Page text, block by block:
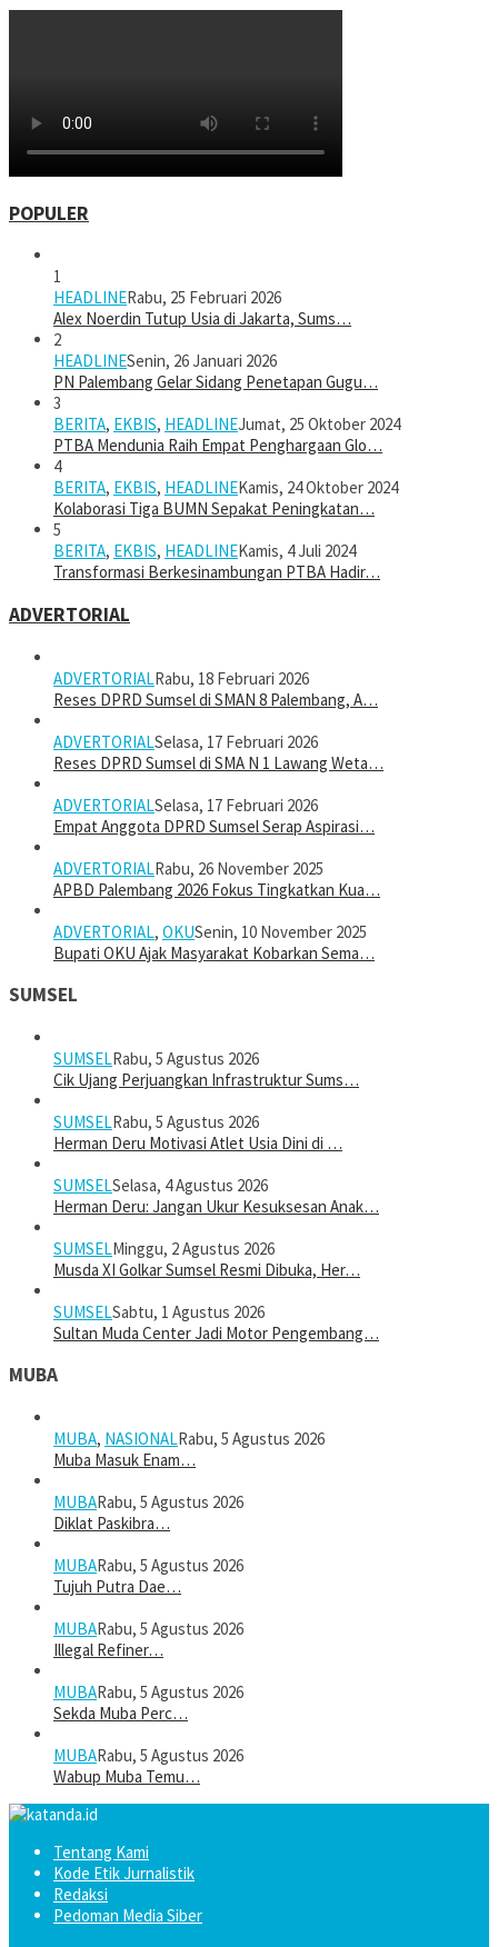
POPULER
1
HEADLINERabu, 25 Februari 2026
Alex Noerdin Tutup Usia di Jakarta, Sums…
2
HEADLINESenin, 26 Januari 2026
PN Palembang Gelar Sidang Penetapan Gugu…
3
BERITA, EKBIS, HEADLINEJumat, 25 Oktober 2024
PTBA Mendunia Raih Empat Penghargaan Glo…
4
BERITA, EKBIS, HEADLINEKamis, 24 Oktober 2024
Kolaborasi Tiga BUMN Sepakat Peningkatan…
5
BERITA, EKBIS, HEADLINEKamis, 4 Juli 2024
Transformasi Berkesinambungan PTBA Hadir…
ADVERTORIAL
ADVERTORIALRabu, 18 Februari 2026
Reses DPRD Sumsel di SMAN 8 Palembang, A…
ADVERTORIALSelasa, 17 Februari 2026
Reses DPRD Sumsel di SMA N 1 Lawang Weta…
ADVERTORIALSelasa, 17 Februari 2026
Empat Anggota DPRD Sumsel Serap Aspirasi…
ADVERTORIALRabu, 26 November 2025
APBD Palembang 2026 Fokus Tingkatkan Kua…
ADVERTORIAL, OKUSenin, 10 November 2025
Bupati OKU Ajak Masyarakat Kobarkan Sema…
SUMSEL
SUMSELRabu, 5 Agustus 2026
Cik Ujang Perjuangkan Infrastruktur Sums…
SUMSELRabu, 5 Agustus 2026
Herman Deru Motivasi Atlet Usia Dini di …
SUMSELSelasa, 4 Agustus 2026
Herman Deru: Jangan Ukur Kesuksesan Anak…
SUMSELMinggu, 2 Agustus 2026
Musda XI Golkar Sumsel Resmi Dibuka, Her…
SUMSELSabtu, 1 Agustus 2026
Sultan Muda Center Jadi Motor Pengembang…
MUBA
MUBA, NASIONALRabu, 5 Agustus 2026
Muba Masuk Enam…
MUBARabu, 5 Agustus 2026
Diklat Paskibra…
MUBARabu, 5 Agustus 2026
Tujuh Putra Dae…
MUBARabu, 5 Agustus 2026
Illegal Refiner…
MUBARabu, 5 Agustus 2026
Sekda Muba Perc…
MUBARabu, 5 Agustus 2026
Wabup Muba Temu…
Tentang Kami
Kode Etik Jurnalistik
Redaksi
Pedoman Media Siber